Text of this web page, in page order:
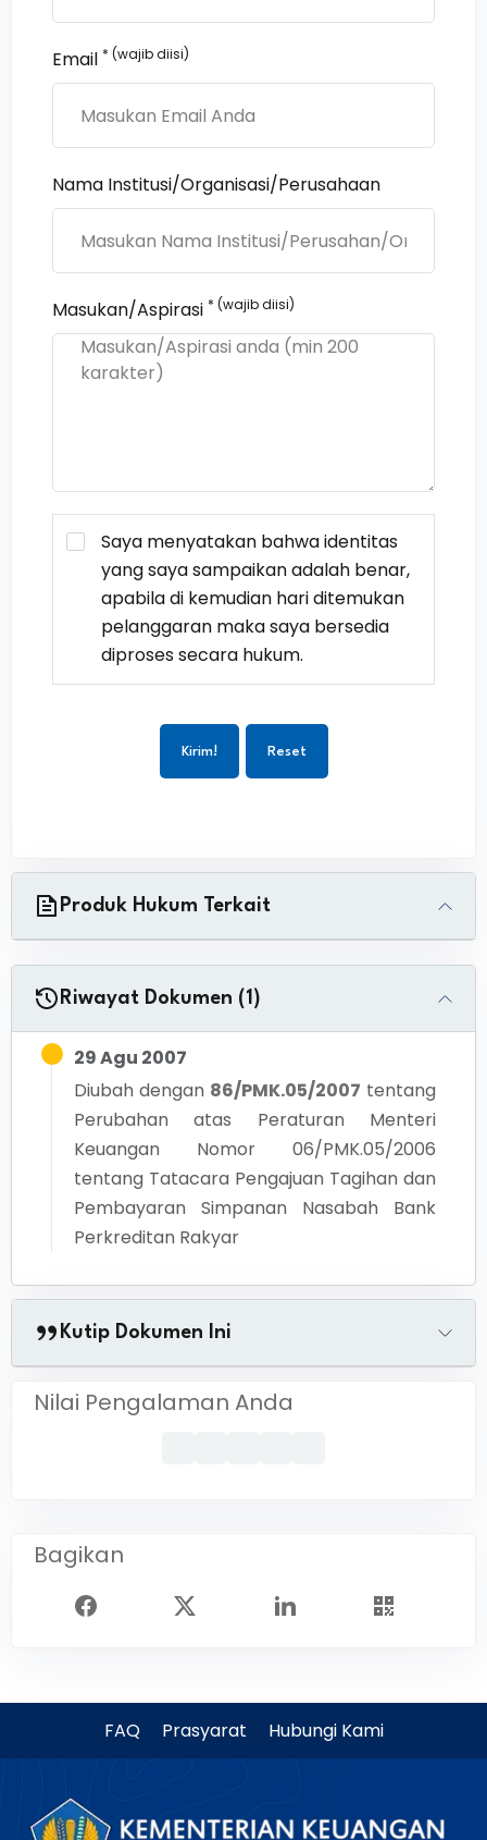
Email * (wajib diisi)
Nama Institusi/Organisasi/Perusahaan
Masukan/Aspirasi * (wajib diisi)
Saya menyatakan bahwa identitas
yang saya sampaikan adalah benar,
apabila di kemudian hari ditemukan
pelanggaran maka saya bersedia
diproses secara hukum.
Kirim! Reset
Produk Hukum Terkait
Riwayat Dokumen (1)
29 Agu 2007
Diubah dengan 86/PMK.05/2007 tentang
Perubahan atas Peraturan Menteri
Keuangan Nomor 06/PMK.05/2006
tentang Tatacara Pengajuan Tagihan dan
Pembayaran Simpanan Nasabah Bank
Perkreditan Rakyar
Kutip Dokumen Ini
Nilai Pengalaman Anda
Bagikan
FAQ Prasyarat Hubungi Kami